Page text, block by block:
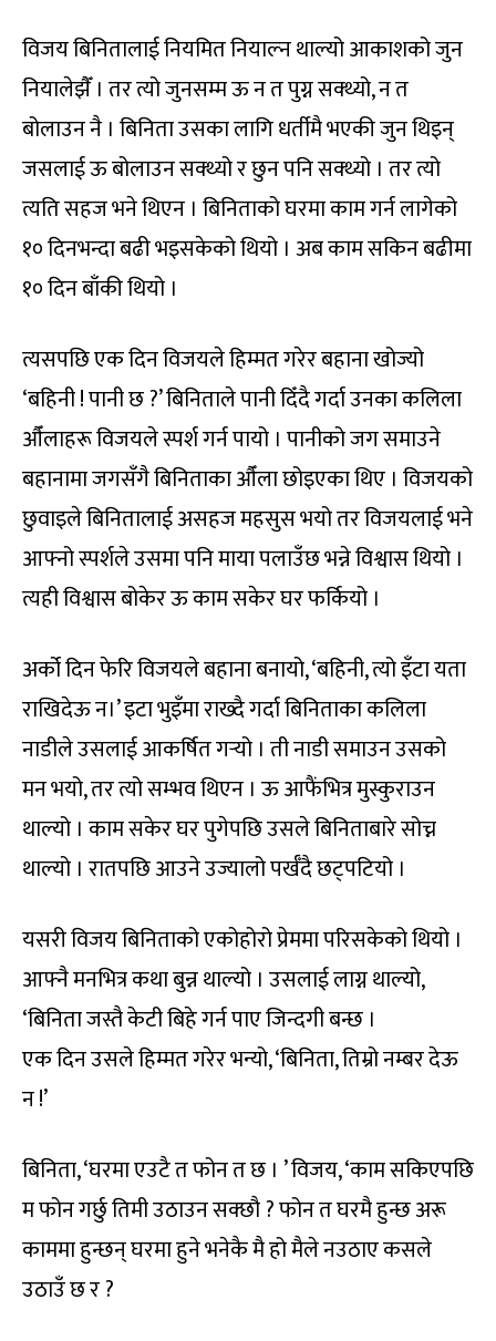
विजय बिनितालाई नियमित नियाल्न थाल्यो आकाशको जुन
नियालेझैँ । तर त्यो जुनसम्म ऊ न त पुग्न सक्थ्यो, न त
बोलाउन नै । बिनिता उसका लागि धर्तीमै भएकी जुन थिइन्
जसलाई ऊ बोलाउन सक्थ्यो र छुन पनि सक्थ्यो । तर त्यो
त्यति सहज भने थिएन । बिनिताको घरमा काम गर्न लागेको
१० दिनभन्दा बढी भइसकेको थियो । अब काम सकिन बढीमा
१० दिन बाँकी थियो ।
त्यसपछि एक दिन विजयले हिम्मत गरेर बहाना खोज्यो
‘बहिनी ! पानी छ ?’ बिनिताले पानी दिँदै गर्दा उनका कलिला
औँलाहरू विजयले स्पर्श गर्न पायो । पानीको जग समाउने
बहानामा जगसँगै बिनिताका औँला छोइएका थिए । विजयको
छुवाइले बिनितालाई असहज महसुस भयो तर विजयलाई भने
आफ्नो स्पर्शले उसमा पनि माया पलाउँछ भन्ने विश्वास थियो ।
त्यही विश्वास बोकेर ऊ काम सकेर घर फर्कियो ।
अर्को दिन फेरि विजयले बहाना बनायो, ‘बहिनी, त्यो इँटा यता
राखिदेऊ न।’ इटा भुइँमा राख्दै गर्दा बिनिताका कलिला
नाडीले उसलाई आकर्षित गर्‍यो । ती नाडी समाउन उसको
मन भयो, तर त्यो सम्भव थिएन । ऊ आफैंभित्र मुस्कुराउन
थाल्यो । काम सकेर घर पुगेपछि उसले बिनिताबारे सोच्न
थाल्यो । रातपछि आउने उज्यालो पर्खँदै छट्पटियो ।
यसरी विजय बिनिताको एकोहोरो प्रेममा परिसकेको थियो ।
आफ्नै मनभित्र कथा बुन्न थाल्यो । उसलाई लाग्न थाल्यो,
‘बिनिता जस्तै केटी बिहे गर्न पाए जिन्दगी बन्छ ।
एक दिन उसले हिम्मत गरेर भन्यो, ‘बिनिता, तिम्रो नम्बर देऊ
न !’
बिनिता, ‘घरमा एउटै त फोन त छ । ’ विजय, ‘काम सकिएपछि
म फोन गर्छु तिमी उठाउन सक्छौ ? फोन त घरमै हुन्छ अरू
काममा हुन्छन् घरमा हुने भनेकै मै हो मैले नउठाए कसले
उठाउँ छ र ?